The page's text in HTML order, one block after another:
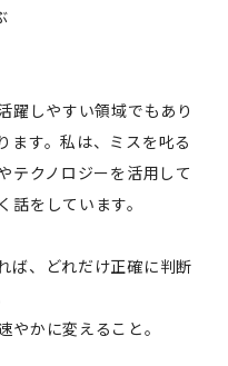
躍しやすい領域でもあり
ます。私は、ミスを叱る
テクノロジーを活用して
をしています。
ば、どれだけ正確に判断
かに変えること。